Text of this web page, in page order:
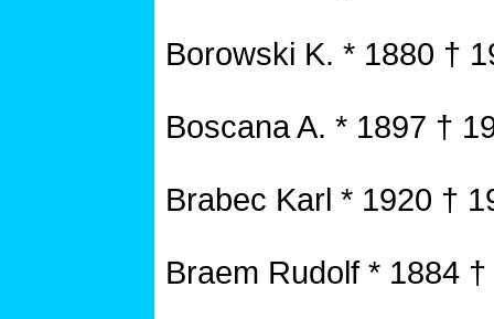
Borowski K. * 1880 †
Boscana A. * 1897 †
Brabec Karl * 1920 †
Braem Rudolf * 1884